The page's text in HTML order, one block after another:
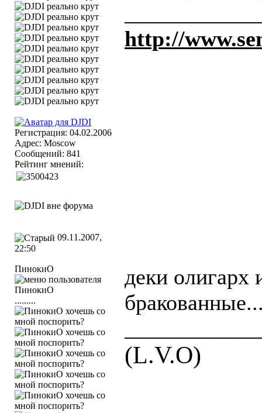
Регистрация: 04.02.2006
Адрес: Moscow
Сообщений: 841
Рейтинг мнений:
http://
09.11.2007,
22:50
ПинокиО
.........
деки олигарх
(L.V.O)